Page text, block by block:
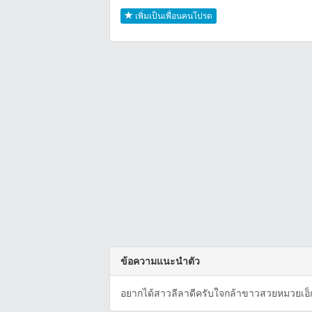
เพิ่มเป็นเพื่อนคนโปรด
ข้อความแนะนำตัว
อยากได้สาวลีลาดีครับใจกล้าขาวสวยหมวยเ